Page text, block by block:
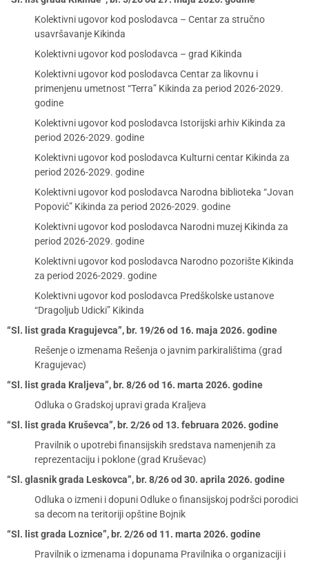
Kolektivni ugovor kod poslodavca – Centar za stručno
usavršavanje Kikinda
Kolektivni ugovor kod poslodavca – grad Kikinda
Kolektivni ugovor kod poslodavca Centar za likovnu i
primenjenu umetnost “Terra” Kikinda za period 2026-2029.
godine
Kolektivni ugovor kod poslodavca Istorijski arhiv Kikinda za
period 2026-2029. godine
Kolektivni ugovor kod poslodavca Kulturni centar Kikinda za
period 2026-2029. godine
Kolektivni ugovor kod poslodavca Narodna biblioteka “Jovan
Popović” Kikinda za period 2026-2029. godine
Kolektivni ugovor kod poslodavca Narodni muzej Kikinda za
period 2026-2029. godine
Kolektivni ugovor kod poslodavca Narodno pozorište Kikinda
za period 2026-2029. godine
Kolektivni ugovor kod poslodavca Predškolske ustanove
“Dragoljub Udicki” Kikinda
“Sl. list grada Kragujevca”, br. 19/26 od 16. maja 2026. godine
Rešenje o izmenama Rešenja o javnim parkiralištima (grad
Kragujevac)
“Sl. list grada Kraljeva”, br. 8/26 od 16. marta 2026. godine
Odluka o Gradskoj upravi grada Kraljeva
“Sl. list grada Kruševca”, br. 2/26 od 13. februara 2026. godine
Pravilnik o upotrebi finansijskih sredstava namenjenih za
reprezentaciju i poklone (grad Kruševac)
“Sl. glasnik grada Leskovca”, br. 8/26 od 30. aprila 2026. godine
Odluka o izmeni i dopuni Odluke o finansijskoj podršci porodici
sa decom na teritoriji opštine Bojnik
“Sl. list grada Loznice”, br. 2/26 od 11. marta 2026. godine
Pravilnik o izmenama i dopunama Pravilnika o organizaciji i